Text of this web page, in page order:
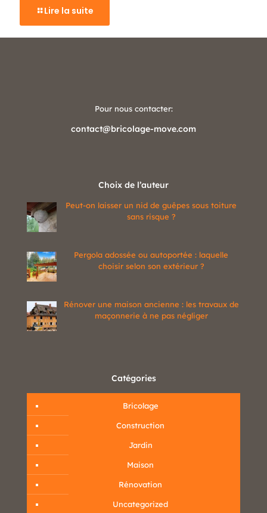
Lire la suite
Pour nous contacter:
contact@bricolage-move.com
Choix de l’auteur
Peut-on laisser un nid de guêpes sous toiture
sans risque ?
Pergola adossée ou autoportée : laquelle
choisir selon son extérieur ?
Rénover une maison ancienne : les travaux de
maçonnerie à ne pas négliger
Catégories
Bricolage
Construction
Jardin
Maison
Rénovation
Uncategorized